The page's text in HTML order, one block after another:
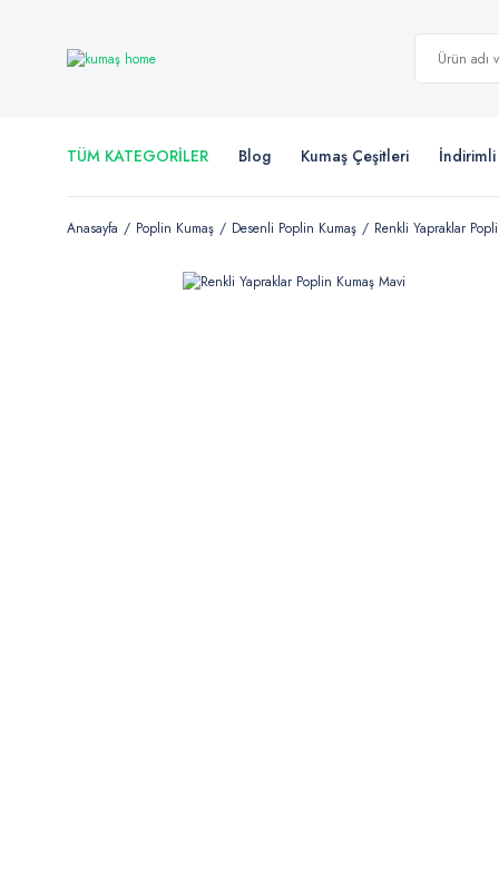
TÜM KATEGORİLER Blog Kumaş Çeşitleri
Anasayfa Poplin Kumaş Desenli Poplin Kumaş Renkli Yapraklar